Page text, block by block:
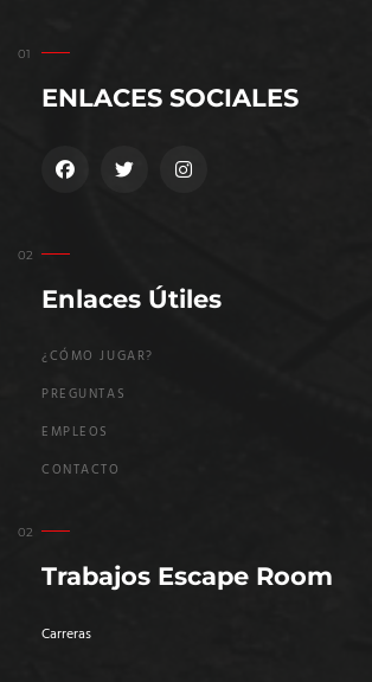
ENLACES SOCIALES
Enlaces Útiles
¿CÓMO JUGAR?
PREGUNTAS
EMPLEOS
CONTACTO
Trabajos Escape Room
Carreras